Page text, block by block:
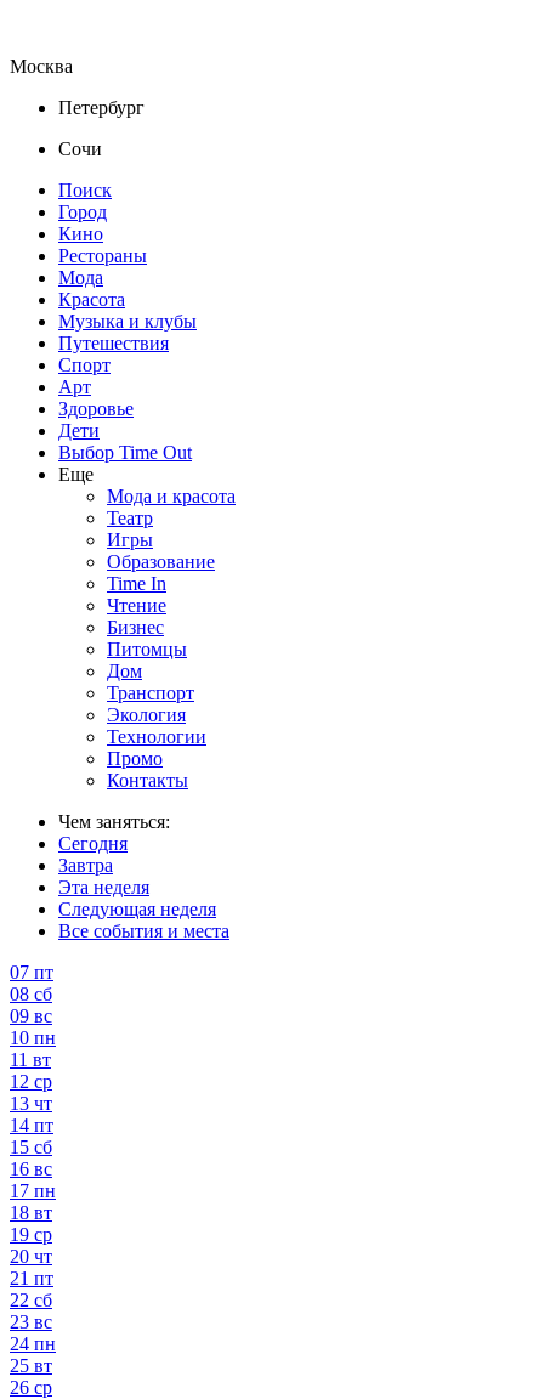
Москва
Петербург
Сочи
Поиск
Город
Кино
Рестораны
Мода
Красота
Музыка и клубы
Путешествия
Спорт
Арт
Здоровье
Дети
Выбор Time Out
Еще
Мода и красота
Театр
Игры
Образование
Time In
Чтение
Бизнес
Питомцы
Дом
Транспорт
Экология
Технологии
Промо
Контакты
Чем заняться:
Сегодня
Завтра
Эта неделя
Следующая неделя
Все события и места
07 пт
08 сб
09 вс
10 пн
11 вт
12 ср
13 чт
14 пт
15 сб
16 вс
17 пн
18 вт
19 ср
20 чт
21 пт
22 сб
23 вс
24 пн
25 вт
26 ср